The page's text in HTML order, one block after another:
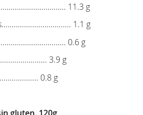
11.3 g
1.1 g
0.6 g
3.9 g
0.8 g